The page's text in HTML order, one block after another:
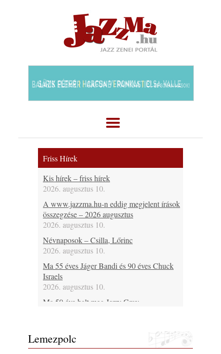
Friss Hírek
Kis hírek – friss hírek
2026. augusztus 10.
A www.jazzma.hu-n eddig megjelent írások
összegzése – 2026 augusztus
2026. augusztus 10.
Névnaposok – Csilla, Lőrinc
2026. augusztus 10.
Ma 55 éves Jáger Bandi és 90 éves Chuck
Israels
2026. augusztus 10.
Ma 50 éve halt meg Jerry Gray
Kent Kessler
2026. augusztus 10.
Lemezpolc